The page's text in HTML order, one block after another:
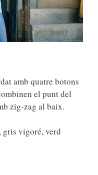
amb quatre botons
el punt del
zig-zag al baix.
gris vigoré, verd